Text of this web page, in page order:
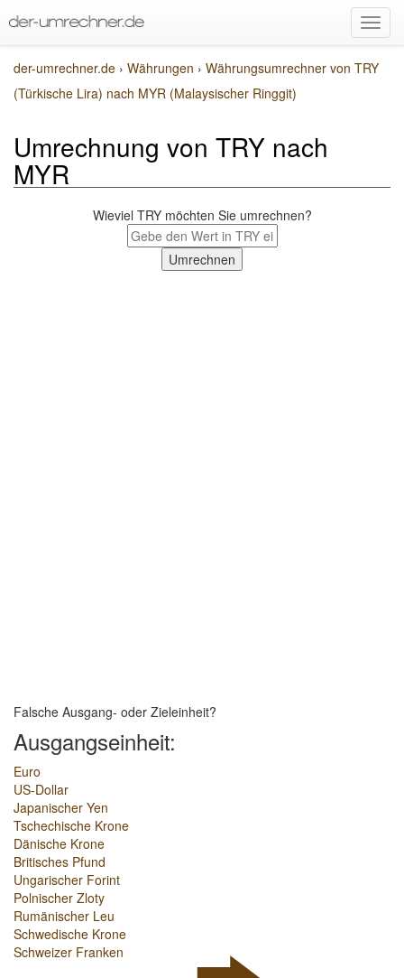
der-umrechner.de › Währungen › Währungsumrechner von TRY
(Türkische Lira) nach MYR (Malaysischer Ringgit)
Umrechnung von TRY nach
MYR
Wieviel TRY möchten Sie umrechnen?
Falsche Ausgang- oder Zieleinheit?
Ausgangseinheit:
Euro
US-Dollar
Japanischer Yen
Tschechische Krone
Dänische Krone
Britisches Pfund
Ungarischer Forint
Polnischer Zloty
Rumänischer Leu
Schwedische Krone
Schweizer Franken